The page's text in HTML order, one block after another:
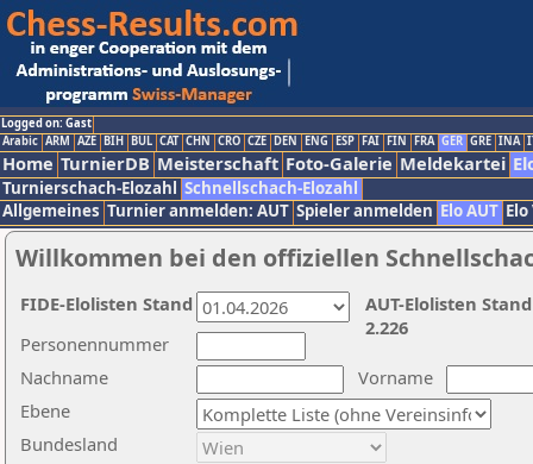
Logged on: Gast
Arabic ARM AZE BIH BUL CAT CHN CRO CZE DEN ENG ESP FAI FIN FRA GER GRE INA
Home TurnierDB Meisterschaft Foto-Galerie Meldekartei
Turnierschach-Elozahl Schnellschach-Elozahl
Allgemeines Turnier anmelden: AUT Spieler anmelden Elo AUT
Willkommen bei den offiziellen
Nachname
Vorname
Ebene
Personennummer
Bundesland
AUT-Elolisten
2.226
FIDE-Elolisten Stand